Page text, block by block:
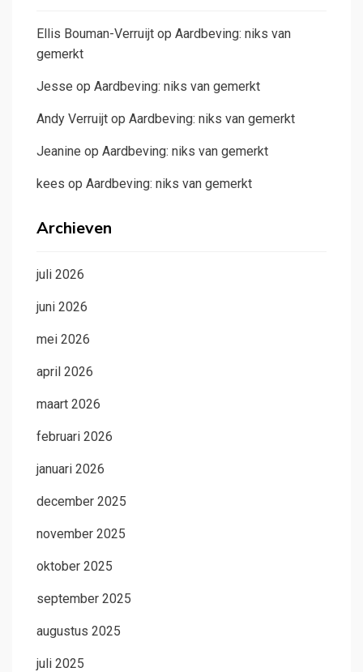
Ellis Bouman-Verruijt op Aardbeving: niks van
gemerkt
Jesse op Aardbeving: niks van gemerkt
Andy Verruijt op Aardbeving: niks van gemerkt
Jeanine op Aardbeving: niks van gemerkt
kees op Aardbeving: niks van gemerkt
Archieven
juli 2026
juni 2026
mei 2026
april 2026
maart 2026
februari 2026
januari 2026
december 2025
november 2025
oktober 2025
september 2025
augustus 2025
juli 2025